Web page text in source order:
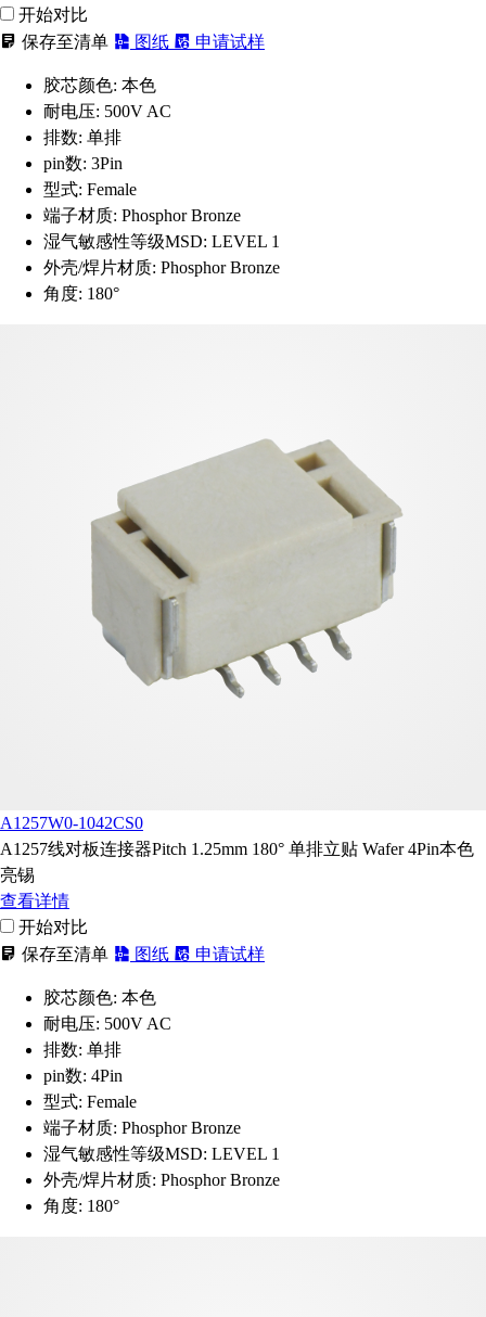
开始对比
保存至清单
图纸 申请试样
胶芯颜色: 本色
耐电压: 500V AC
排数: 单排
pin数: 3Pin
型式: Female
端子材质: Phosphor Bronze
湿气敏感性等级MSD: LEVEL 1
外壳/焊片材质: Phosphor Bronze
角度: 180°
A1257W0-1042CS0
A1257线对板连接器Pitch 1.25mm 180° 单排立贴 Wafer 4Pin本色
亮锡
查看详情
开始对比
保存至清单
图纸 申请试样
胶芯颜色: 本色
耐电压: 500V AC
排数: 单排
pin数: 4Pin
型式: Female
端子材质: Phosphor Bronze
湿气敏感性等级MSD: LEVEL 1
外壳/焊片材质: Phosphor Bronze
角度: 180°